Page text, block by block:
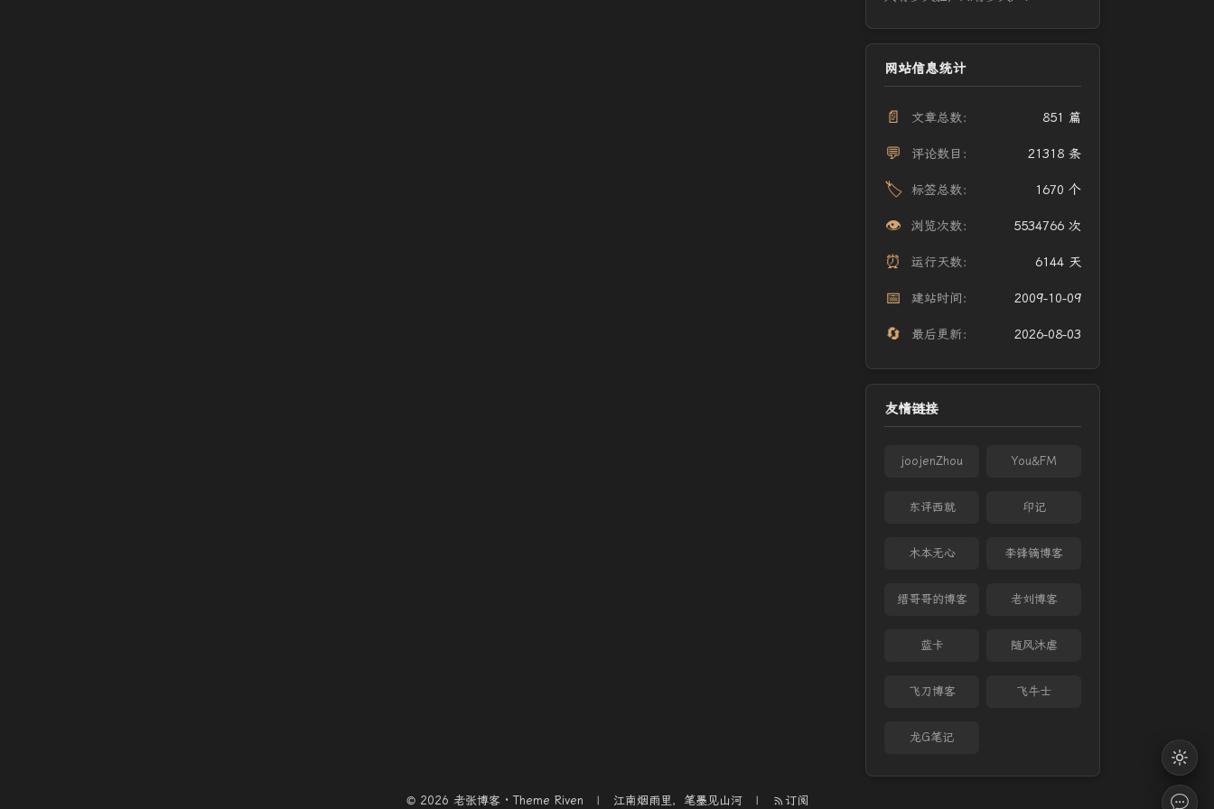
网站信息统计
📄 文章总数： 851 篇
💬 评论数目： 21318 条
🏷️ 标签总数： 1670 个
👁️ 浏览次数： 5534766 次
⏰ 运行天数： 6144 天
📅 建站时间： 2009-10-09
🔄 最后更新： 2026-08-03
友情链接
joojenZhou You&FM
东评西就 印记
木本无心 李锋镝博客
缙哥哥的博客 老刘博客
蓝卡 随风沐虐
飞刀博客 飞牛士
龙G笔记
© 2026 老张博客 · Theme Riven 江南烟雨里，笔墨见山河 订阅